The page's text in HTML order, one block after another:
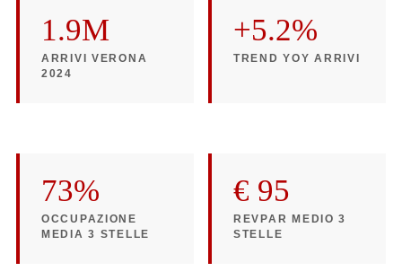
1.9M
ARRIVI VERONA
2024
+5.2%
TREND YOY ARRIVI
73%
OCCUPAZIONE
MEDIA 3 STELLE
€ 95
REVPAR MEDIO 3
STELLE